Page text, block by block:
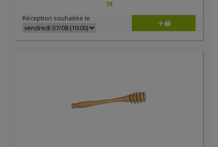
7€
Réception souhaitée le